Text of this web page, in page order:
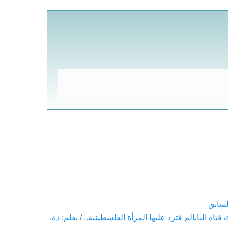
فتاة النابالم فترد عليها المرأة الفلسطينية.. / بقلم: ذة.